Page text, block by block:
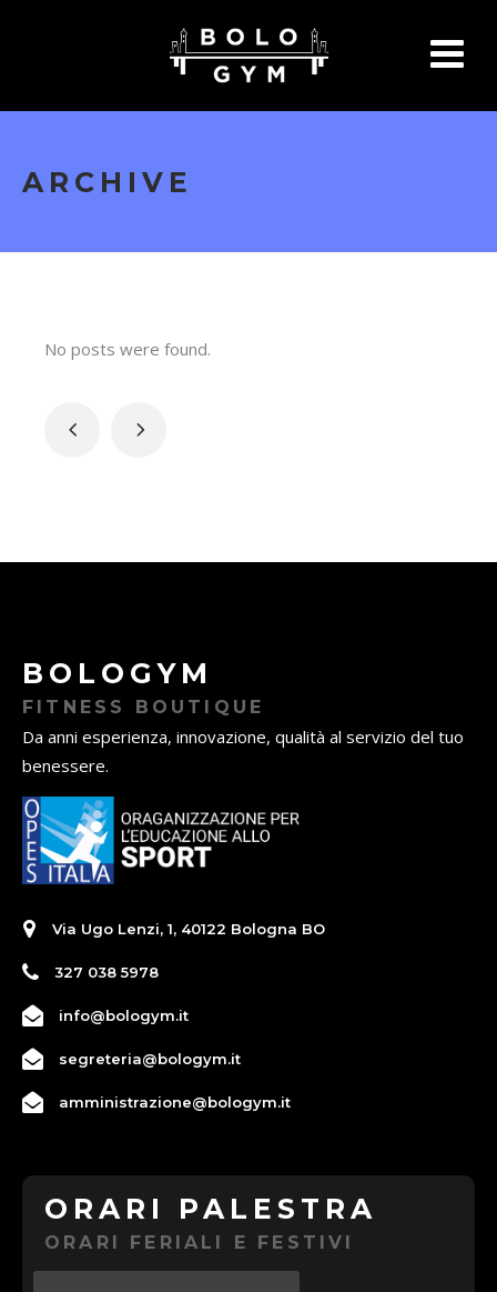
ARCHIVE
No posts were found.
BOLOGYM
FITNESS BOUTIQUE
Da anni esperienza, innovazione, qualità al servizio del tuo
benessere.
Via Ugo Lenzi, 1, 40122 Bologna BO
327 038 5978
info@bologym.it
segreteria@bologym.it
amministrazione@bologym.it
ORARI PALESTRA
ORARI FERIALI E FESTIVI